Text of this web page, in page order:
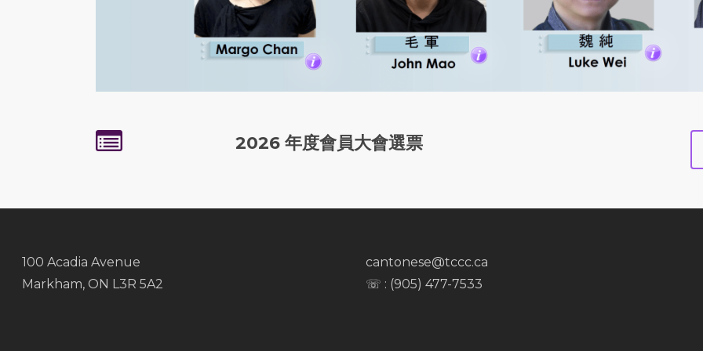
2026 年度會員大會選票
100 Acadia Avenue
Markham, ON L3R 5A2
cantonese@tccc.ca
☏ : (905) 477-7533